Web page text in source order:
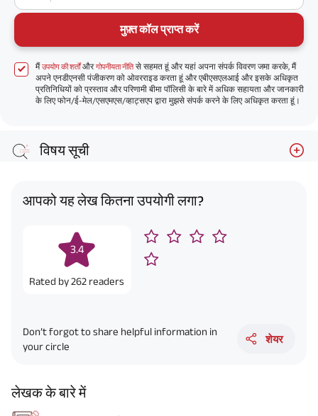
मुफ़्त कॉल प्राप्त करें
मैंउपयोग की शर्तोंऔरगोपनीयता नीतिसे सहमत हूं और यहां अपना संपर्क विवरण जमा करके, मैं
अपने एनडीएनसी पंजीकरण को ओवरराइड करता हूं और एबीएसएलआई और इसके अधिकृत
प्रतिनिधियों को प्रस्ताव और परिणामी बीमा पॉलिसी के बारे में अधिक सहायता और जानकारी
के लिए फोन/ई-मेल/एसएमएस/व्हाट्सएप द्वारा मुझसे संपर्क करने के लिए अधिकृत करता हूं।
विषय सूची
आपको यह लेख कितना उपयोगी लगा?
3.4
Rated by262 readers
Don’t forgot to share helpful information in
your circle
शेयर
लेखक के बारे में